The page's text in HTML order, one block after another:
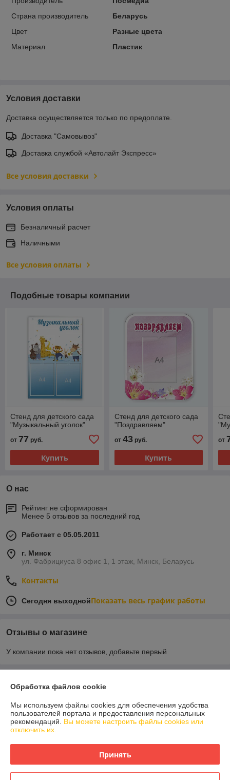
Страна производитель
Беларусь
Цвет
Разные цвета
Материал
Пластик
Условия доставки
Доставка осуществляется только по предоплате.
Доставка "Самовывоз"
Доставка службой «Автолайт Экспресс»
Все условия доставки
Условия оплаты
Безналичный расчет
Наличными
Все условия оплаты
Подобные товары компании
Стенд для детского сада
"Музыкальный уголок"
от 77 руб.
Купить
Стенд для детского сада
"Поздравляем"
от 43руб.
Купить
от
О нас
Рейтинг не сформирован
Менее 5 отзывов за последний год
Работает с 05.05.2011
г. Минск
ул. Фабрициуса 8 офис 1, 1 этаж, Минск, Беларусь
Контакты
Сегодня выходнойПоказать весь график работы
Отзывы о магазине
У компании пока нет отзывов, добавьте первый
Контакты
Доставка и оплата
Обработка файлов cookie
Мы используем файлы cookies для обеспечения удобства
пользователей портала и предоставления персональных
рекомендаций. Вы можете настроить файлы cookies или
отключить их.
Принять